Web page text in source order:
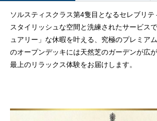
よくあるご質問
セレブ
界
ソルスティスクラス第4隻目となるセレブリテ
スタイリッシュな空間と洗練されたサービス
ュアリー」な休暇を叶える、究極のプレミア
のオープンデッキには天然芝のガーデンが広
最上のリラックス体験をお届けします。